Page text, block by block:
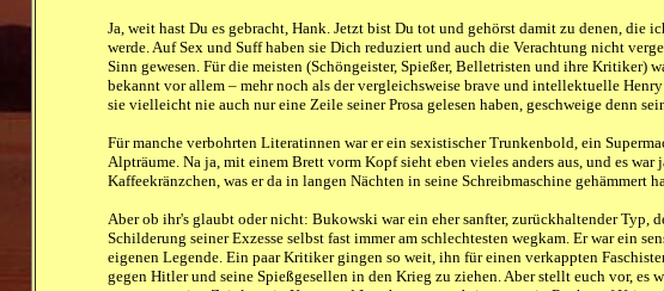
Ja, weit hast Du es gebracht, Hank. Jetzt bist Du tot und gehörst damit zu denen, die
werde. Auf Sex und Suff haben sie Dich reduziert und auch die Verachtung nicht
Sinn gewesen. Für die meisten (Schöngeister, Spießer, Belletristen und ihre Kritiker)
bekannt vor allem – mehr noch als der vergleichsweise brave und intellektuelle
sie vielleicht nie auch nur eine Zeile seiner Prosa gelesen haben, geschweige denn
Für manche verbohrten Literatinnen war er ein sexistischer Trunkenbold, ein
Alpträume. Na ja, mit einem Brett vorm Kopf sieht eben vieles anders aus, und es
Kaffeekränzchen, was er da in langen Nächten in seine Schreibmaschine gehämmert
Aber ob ihr's glaubt oder nicht: Bukowski war ein eher sanfter, zurückhaltender Typ,
Schilderung seiner Exzesse selbst fast immer am schlechtesten wegkam. Er war ein
eigenen Legende. Ein paar Kritiker gingen so weit, ihn für einen verkappten
gegen Hitler und seine Spießgesellen in den Krieg zu ziehen. Aber stellt euch vor, es